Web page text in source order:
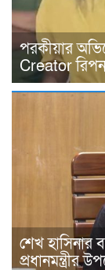
পরকীয়ার
Creator রিপন
শেখ হাসিনার
প্রধানমন্ত্রীর